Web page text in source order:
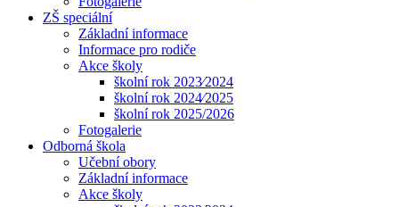
ZŠ speciální
Základní informace
Informace pro rodiče
Akce školy
školní rok 2023⁄2024
školní rok 2024⁄2025
školní rok 2025/2026
Fotogalerie
Odborná škola
Učební obory
Základní informace
Akce školy